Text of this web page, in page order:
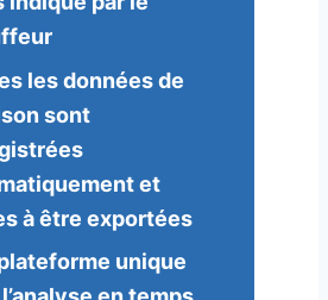
les données de
sont
et
à être exportées
unique